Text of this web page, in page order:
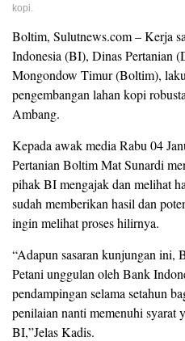
kopi.
Boltim, Sulutnews.com – Kerja
Indonesia (BI), Dinas Pertanian
Mongondow Timur (Boltim),
pengembangan lahan kopi
Ambang.
Kepada awak media Rabu 04
Pertanian Boltim Mat Sunardi
pihak BI mengajak dan melihat
sudah memberikan hasil dan
ingin melihat proses hilirnya.
“Adapun sasaran kunjungan ini,
Petani unggulan oleh Bank
pendampingan selama setahun
penilaian nanti memenuhi syarat
BI,”Jelas Kadis.